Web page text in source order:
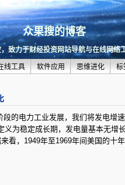
众果搜的博客
致力于财经投资网站导航与在线网络
线工具 软件应用 思维进化 标
段的电力工业发展，我们将发电增
义为稳定成长期，发电量基本无增
看，1949年至1969年间美国的十